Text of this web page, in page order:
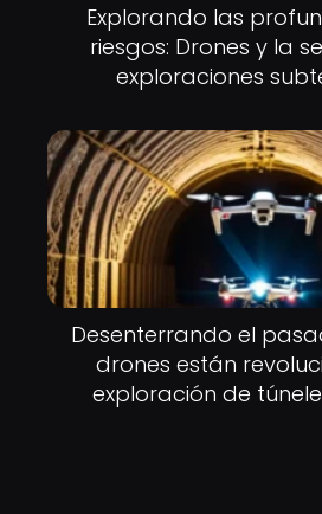
Explorando las
riesgos: Drones y la
exploraciones
Desenterrando el
drones están
exploración de